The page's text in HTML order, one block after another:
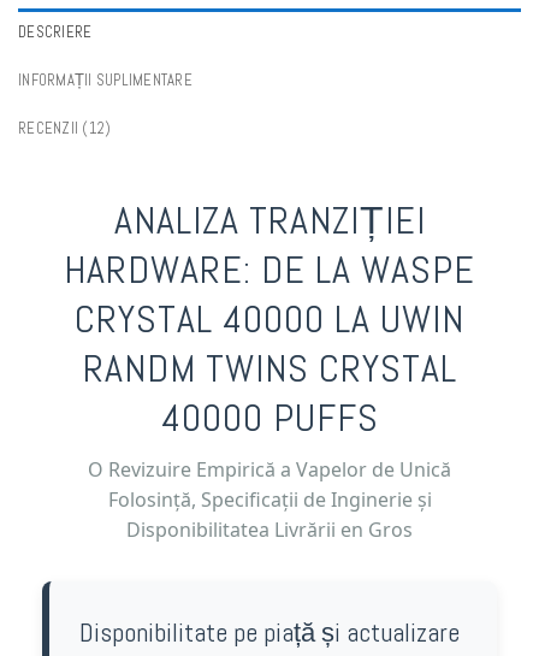
DESCRIERE
INFORMAȚII SUPLIMENTARE
RECENZII (12)
ANALIZA TRANZIȚIEI
HARDWARE: DE LA WASPE
CRYSTAL 40000 LA UWIN
RANDM TWINS CRYSTAL
40000 PUFFS
O Revizuire Empirică a Vapelor de Unică
Folosință, Specificații de Inginerie și
Disponibilitatea Livrării en Gros
Disponibilitate pe piață și actualizare